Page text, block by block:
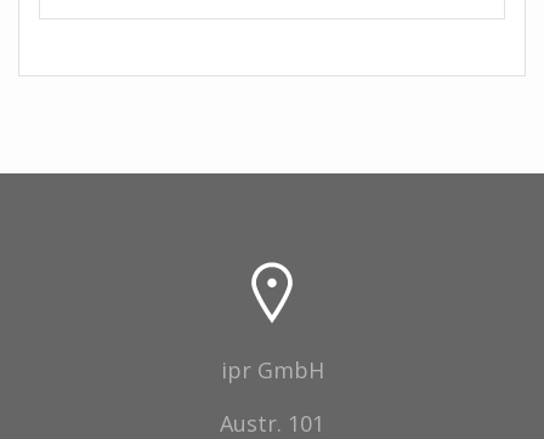
ipr GmbH
Austr. 101